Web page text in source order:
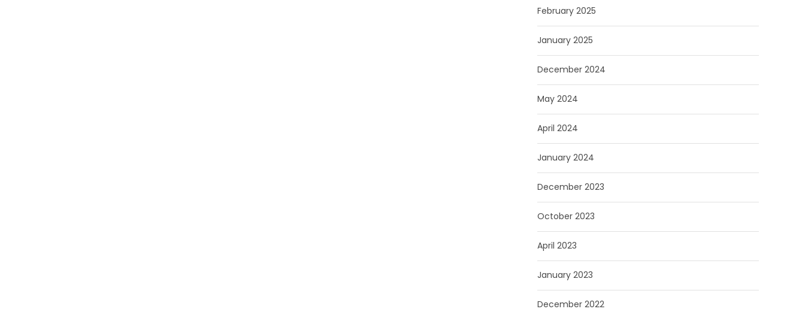
February 2025
January 2025
December 2024
May 2024
April 2024
January 2024
December 2023
October 2023
April 2023
January 2023
December 2022